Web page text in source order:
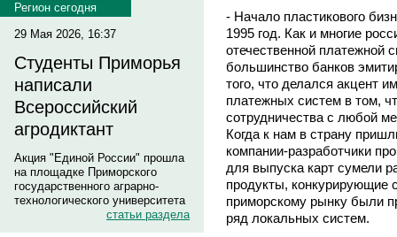
Регион сегодня
29 Мая 2026, 16:37
Студенты Приморья
написали
Всероссийский
агродиктант
Акция "Единой России" прошла
на площадке Приморского
государственного аграрно-
технологического университета
статьи раздела
- Начало пластикового
1995 год. Как и многие
отечественной платежной
большинство банков
того, что делался акцент
платежных систем в том,
сотрудничества с любой
Когда к нам в страну
компании-разработчики
для выпуска карт сумели
продукты, конкурирующие
приморскому рынку были
ряд локальных систем.